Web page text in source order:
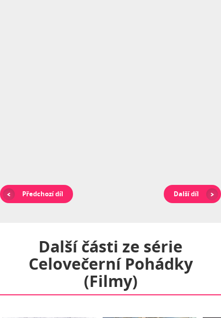
Předchozí díl Další díl
Další části ze série
Celovečerní Pohádky
(filmy)